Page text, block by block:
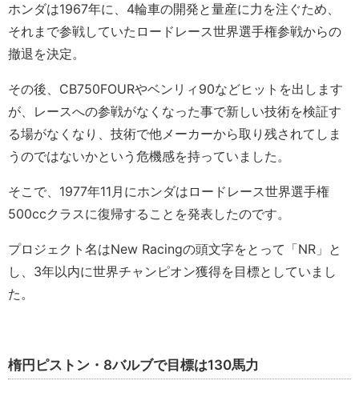
ホンダは1967年に、4輪車の開発と量産に力を注ぐため、
それまで参戦していたロードレース世界選手権参戦からの
撤退を決定。
その後、CB750FOURやベンリィ90などヒットを出します
が、レースへの参戦がなくなった事で新しい技術を検証す
る場がなくなり、技術で他メーカーから取り残されてしま
うのではないかという危機感を持っていました。
そこで、1977年11月にホンダはロードレース世界選手権
500ccクラスに復帰することを発表したのです。
プロジェクト名はNew Racingの頭文字をとって「NR」と
し、3年以内に世界チャンピオン獲得を目標としていまし
た。
楕円ピストン・8バルブで目標は130馬力